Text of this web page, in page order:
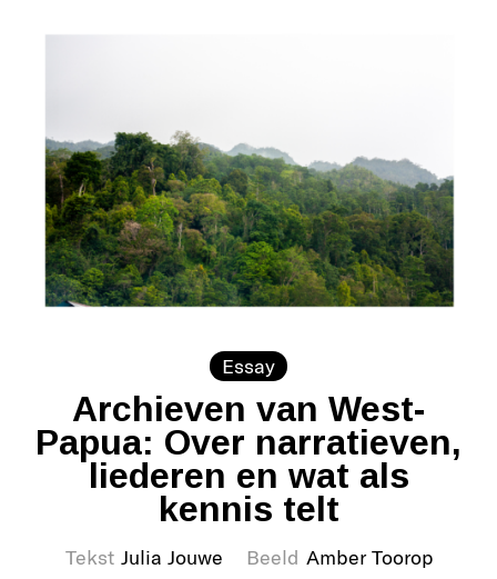
Essay
Archieven van West-
Papua: Over narratieven,
liederen en wat als
kennis telt
Tekst Julia Jouwe Beeld Amber Toorop